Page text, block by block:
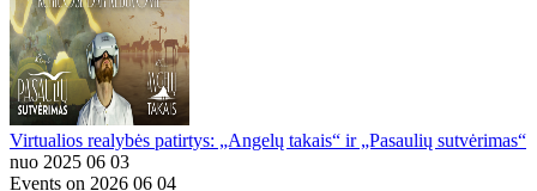
Virtualios realybės patirtys: „Angelų takais“ ir „Pasaulių sutvėrimas“
nuo 2025 06 03
Events on 2026 06 04